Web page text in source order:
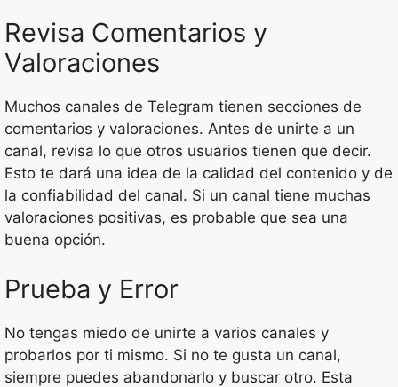
Revisa Comentarios y
Valoraciones
Muchos canales de Telegram tienen secciones de
comentarios y valoraciones. Antes de unirte a un
canal, revisa lo que otros usuarios tienen que decir.
Esto te dará una idea de la calidad del contenido y de
la confiabilidad del canal. Si un canal tiene muchas
valoraciones positivas, es probable que sea una
buena opción.
Prueba y Error
No tengas miedo de unirte a varios canales y
probarlos por ti mismo. Si no te gusta un canal,
siempre puedes abandonarlo y buscar otro. Esta